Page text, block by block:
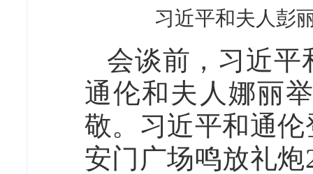
习近平和夫人彭
会谈前，习近平
通伦和夫人娜丽
敬。习近平和通
安门广场鸣放礼